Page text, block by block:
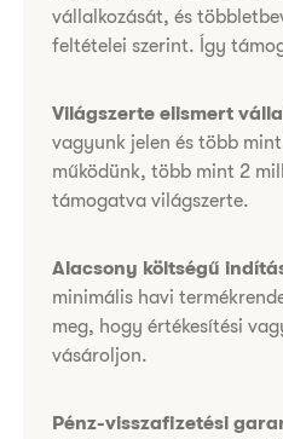
vállalkozását, és
feltételei szerint. Így
​​​​​Világszerte elismert
vagyunk jelen és több
működünk, több mint 2
támogatva világszerte.
Alacsony költségű
minimális havi
meg, hogy értékesítési
vásároljon.
Pénz-visszafizetési